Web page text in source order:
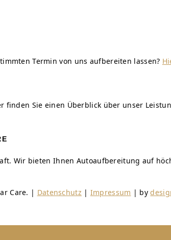
Termin von uns aufbereiten lassen?
finden Sie einen Überblick über unser
Wir bieten Ihnen Autoaufbereitung auf
Care. | Datenschutz | Impressum | by